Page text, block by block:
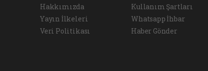
Hakkımızda
Yayın İlkeleri
Veri Politikası
Kullanım Şartları
Whatsapp İhbar
Haber Gönder